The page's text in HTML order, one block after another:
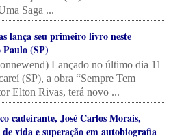
Saga ...
lança seu primeiro livro neste
Paulo (SP)
Lançado no último dia 11
(SP), a obra “Sempre Tem
Elton Rivas, terá novo ...
cadeirante, José Carlos Morais,
vida e superação em autobiografia